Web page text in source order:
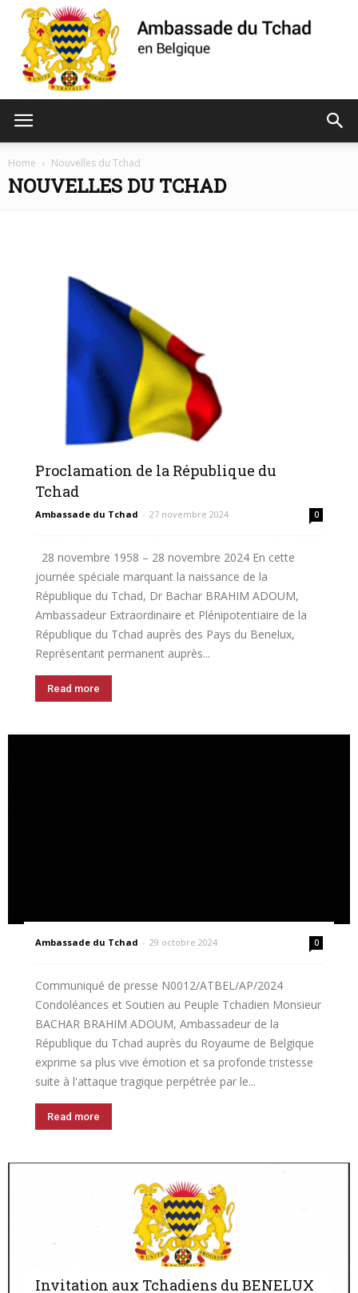
de
Belgique
Home Nouvelles du Tchad
NOUVELLES DU TCHAD
Proclamation de la République du
Tchad
Ambassade du Tchad - 27 novembre 2024 0
28 novembre 1958 – 28 novembre 2024 En cette
journée spéciale marquant la naissance de la
République du Tchad, Dr Bachar BRAHIM ADOUM,
Ambassadeur Extraordinaire et Plénipotentiaire de la
République du Tchad auprès des Pays du Benelux,
Représentant permanent auprès...
Read more
Ambassade du Tchad - 29 octobre 2024 0
Communiqué de presse N0012/ATBEL/AP/2024
Condoléances et Soutien au Peuple Tchadien Monsieur
BACHAR BRAHIM ADOUM, Ambassadeur de la
République du Tchad auprès du Royaume de Belgique
exprime sa plus vive émotion et sa profonde tristesse
suite à l'attaque tragique perpétrée par le...
Read more
Invitation aux Tchadiens du BENELUX